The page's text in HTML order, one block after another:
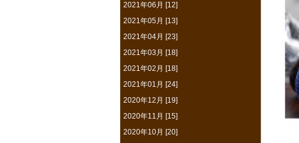
2021年06月 [12]
2021年05月 [13]
2021年04月 [23]
2021年03月 [18]
2021年02月 [18]
2021年01月 [24]
2020年12月 [19]
2020年11月 [15]
2020年10月 [20]